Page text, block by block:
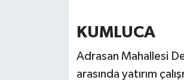
KUMLUCA
Adrasan Mahallesi
arasında yatırım